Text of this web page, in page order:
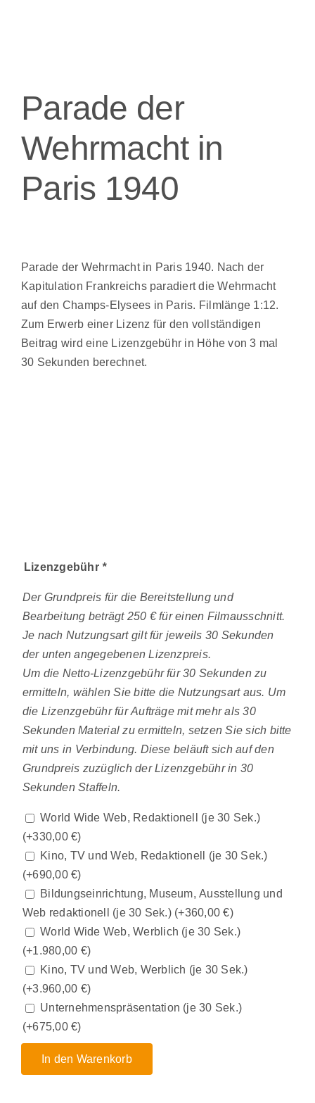
Parade der
Wehrmacht in
Paris 1940
Parade der Wehrmacht in Paris 1940. Nach der
Kapitulation Frankreichs paradiert die Wehrmacht
auf den Champs-Elysees in Paris. Filmlänge 1:12.
Zum Erwerb einer Lizenz für den vollständigen
Beitrag wird eine Lizenzgebühr in Höhe von 3 mal
30 Sekunden berechnet.
Lizenzgebühr*
Der Grundpreis für die Bereitstellung und
Bearbeitung beträgt 250 € für einen Filmausschnitt.
Je nach Nutzungsart gilt für jeweils 30 Sekunden
der unten angegebenen Lizenzpreis.
Um die Netto-Lizenzgebühr für 30 Sekunden zu
ermitteln, wählen Sie bitte die Nutzungsart aus. Um
die Lizenzgebühr für Aufträge mit mehr als 30
Sekunden Material zu ermitteln, setzen Sie sich bitte
mit uns in Verbindung. Diese beläuft sich auf den
Grundpreis zuzüglich der Lizenzgebühr in 30
Sekunden Staffeln.
World Wide Web, Redaktionell (je 30 Sek.)
(+330,00€)
Kino, TV und Web, Redaktionell (je 30 Sek.)
(+690,00€)
Bildungseinrichtung, Museum, Ausstellung und
Web redaktionell (je 30 Sek.) (+360,00€)
World Wide Web, Werblich (je 30 Sek.)
(+1.980,00 €)
Kino, TV und Web, Werblich (je 30 Sek.)
(+3.960,00 €)
Unternehmenspräsentation (je 30 Sek.)
(+675,00€)
In den Warenkorb